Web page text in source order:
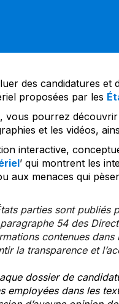
des candidatures et
proposées par les
vous pourrez
et les vidéos,
interactive,
’ qui montrent les
aux menaces qui
parties sont publiés
54 des
contenues
la transparence et
dossier de
employées dans les